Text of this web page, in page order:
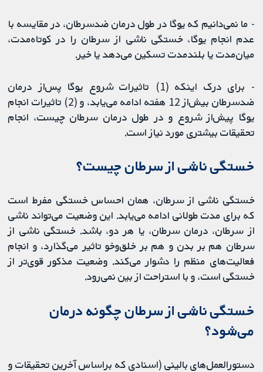
- ما نمی‌دانیم که یوگا در طول درمان ضدسرطان، در مقایسه با
عدم انجام یوگا، خستگی ناشی از سرطان را در کوتاه‌مدت،
میان‌مدت یا بلندمدت تسکین می‌دهد یا خیر.
- برای درک اینکه (1) تاثیرات شروع یوگا پس‌از درمان
ضدسرطان بیش‌از 12 هفته ادامه می‌یابد، و (2) تاثیرات انجام
یوگا پیش‌از شروع و در طول درمان سرطان چیست، انجام
تحقیقات بیشتری مورد نیاز است.
خستگی ناشی از سرطان چیست؟
خستگی ناشی از سرطان، همان احساس خستگی مفرط است
که برای مدت طولانی ادامه می‌یابد. این وضعیت می‌تواند ناشی
از سرطان، درمان سرطان، یا هر دو، باشد. خستگی ناشی از
سرطان هم بر بدن و هم بر خلق‌وخو تاثیر می‌گذارد، و انجام
فعالیت‌های منظم را دشوار می‌کند. وضعیت مذکور قوی‌تر از
خستگی است، و با استراحت از بین نمی‌رود.
خستگی ناشی از سرطان چگونه درمان
می‌شود؟
دستورالعمل‌های بالینی (اسنادی که براساس آخرین تحقیقات و